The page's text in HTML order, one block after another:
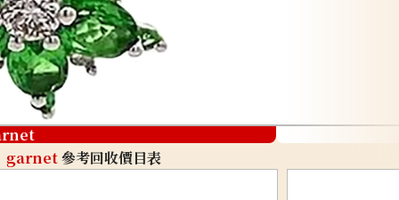
garnet參考回收價目表